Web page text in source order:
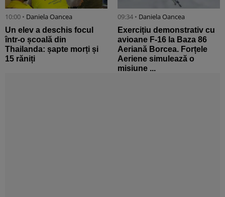
10:00 • Daniela Oancea
Un elev a deschis focul
într-o școală din
Thailanda: șapte morți și
15 răniți
09:34 • Daniela Oancea
Exercițiu demonstrativ cu
avioane F-16 la Baza 86
Aeriană Borcea. Forțele
Aeriene simulează o
misiune ...